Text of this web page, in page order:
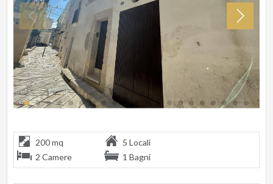
200 mq
5 Locali
2 Camere
1 Bagni